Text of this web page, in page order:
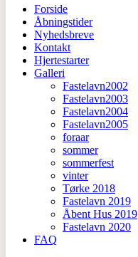
Forside
Åbningstider
Nyhedsbreve
Kontakt
Hjertestarter
Galleri
Fastelavn2002
Fastelavn2003
Fastelavn2004
Fastelavn2005
foraar
sommer
sommerfest
vinter
Tørke 2018
Fastelavn 2019
Åbent Hus 2019
Fastelavn 2020
FAQ